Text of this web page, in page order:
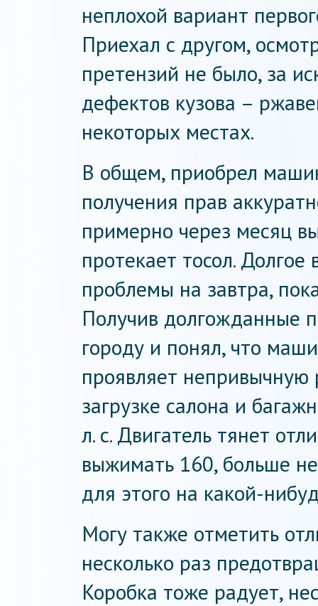
неплохой вариант
Приехал с другом,
претензий не было, за
дефектов кузова –
некоторых местах.
В общем, приобрел
получения прав
примерно через месяц
протекает тосол.
проблемы на завтра,
Получив долгожданные
городу и понял, что
проявляет непривычную
загрузке салона и
л. с. Двигатель тянет
выжимать 160, больше
для этого на какой-
Могу также отметить
несколько раз
Коробка тоже радует,